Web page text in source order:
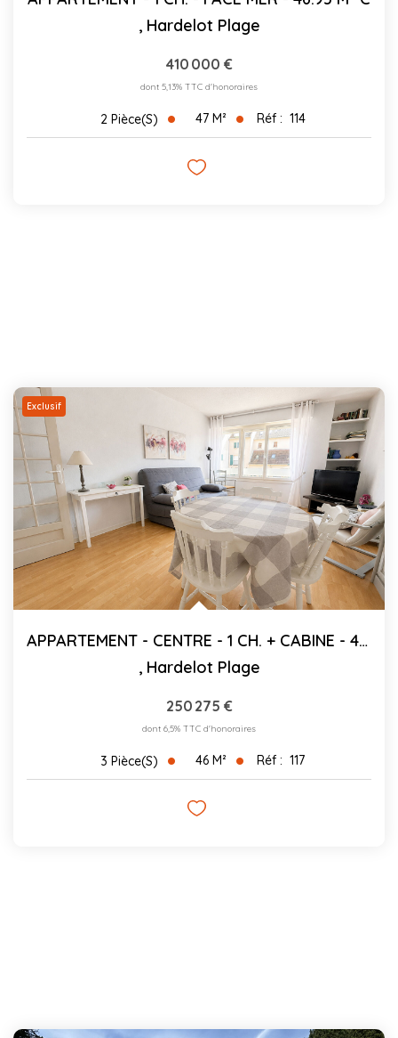
, Hardelot Plage
410 000 €
dont 5,13% TTC d'honoraires
2 Pièce(s) 47 M² Réf : 114
Exclusif
APPARTEMENT - CENTRE - 1 CH. + CABINE - 45.76 M²C
, Hardelot Plage
250 275 €
dont 6,5% TTC d'honoraires
3 Pièce(s) 46 M² Réf : 117